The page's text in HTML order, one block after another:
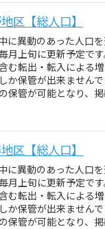
区【総人口】
に異動のあった人口
月上旬に更新予定で
む転出・転入による
か保管が出来ません
管が可能となり、掲
区【総人口】
に異動のあった人口
月上旬に更新予定で
む転出・転入による
か保管が出来ません
管が可能となり、掲